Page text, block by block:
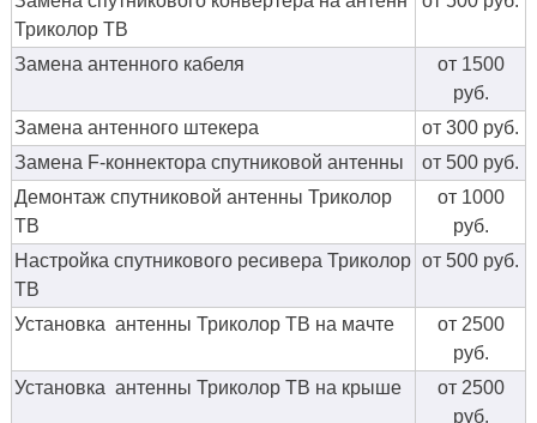
Триколор ТВ
Замена антенного кабеля
от 1500
руб.
Замена антенного штекера
от 300 руб.
Замена F-коннектора спутниковой антенны
от 500 руб.
Демонтаж спутниковой антенны Триколор
ТВ
от 1000
руб.
Настройка спутникового ресивера Триколор
ТВ
от 500 руб.
Установка антенны Триколор ТВ на мачте
от 2500
руб.
Установка антенны Триколор ТВ на крыше
от 2500
руб.